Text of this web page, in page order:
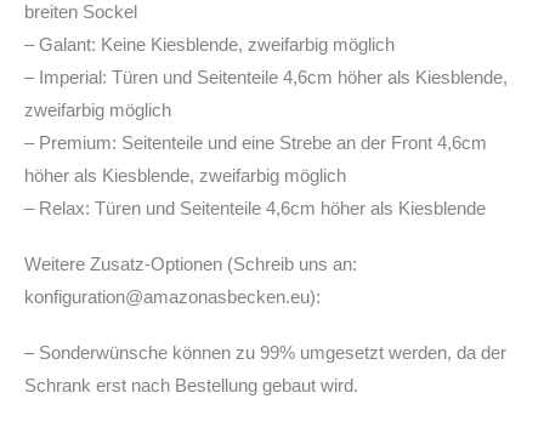
breiten Sockel
– Galant: Keine Kiesblende, zweifarbig möglich
– Imperial: Türen und Seitenteile 4,6cm höher als Kiesblende,
zweifarbig möglich
– Premium: Seitenteile und eine Strebe an der Front 4,6cm
höher als Kiesblende, zweifarbig möglich
– Relax: Türen und Seitenteile 4,6cm höher als Kiesblende
Weitere Zusatz-Optionen (Schreib uns an:
konfiguration@amazonasbecken.eu):
– Sonderwünsche können zu 99% umgesetzt werden, da der
Schrank erst nach Bestellung gebaut wird.